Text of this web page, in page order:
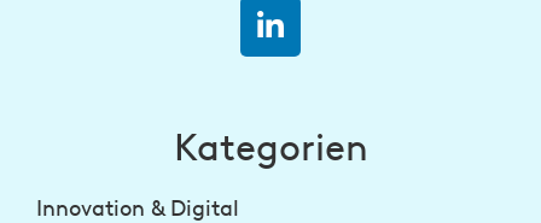
Kategorien
Innovation & Digital